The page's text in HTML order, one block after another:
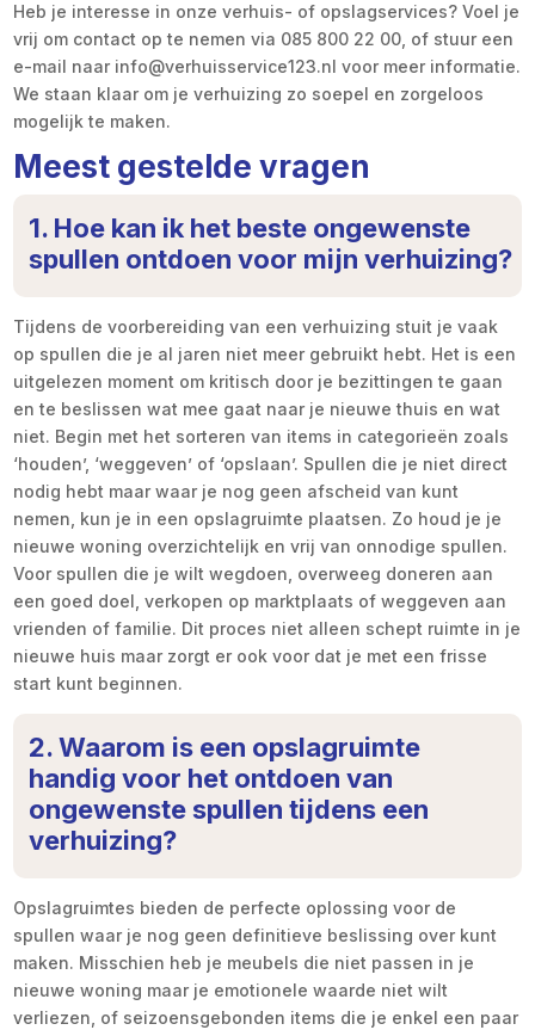
Heb je interesse in onze verhuis- of opslagservices? Voel je
vrij om contact op te nemen via 085 800 22 00, of stuur een
e-mail naar info@verhuisservice123.nl voor meer informatie.
We staan klaar om je verhuizing zo soepel en zorgeloos
mogelijk te maken.
Meest gestelde vragen
1. Hoe kan ik het beste ongewenste
spullen ontdoen voor mijn verhuizing?
Tijdens de voorbereiding van een verhuizing stuit je vaak
op spullen die je al jaren niet meer gebruikt hebt. Het is een
uitgelezen moment om kritisch door je bezittingen te gaan
en te beslissen wat mee gaat naar je nieuwe thuis en wat
niet. Begin met het sorteren van items in categorieën zoals
‘houden’, ‘weggeven’ of ‘opslaan’. Spullen die je niet direct
nodig hebt maar waar je nog geen afscheid van kunt
nemen, kun je in een opslagruimte plaatsen. Zo houd je je
nieuwe woning overzichtelijk en vrij van onnodige spullen.
Voor spullen die je wilt wegdoen, overweeg doneren aan
een goed doel, verkopen op marktplaats of weggeven aan
vrienden of familie. Dit proces niet alleen schept ruimte in je
nieuwe huis maar zorgt er ook voor dat je met een frisse
start kunt beginnen.
2. Waarom is een opslagruimte
handig voor het ontdoen van
ongewenste spullen tijdens een
verhuizing?
Opslagruimtes bieden de perfecte oplossing voor de
spullen waar je nog geen definitieve beslissing over kunt
maken. Misschien heb je meubels die niet passen in je
nieuwe woning maar je emotionele waarde niet wilt
verliezen, of seizoensgebonden items die je enkel een paar